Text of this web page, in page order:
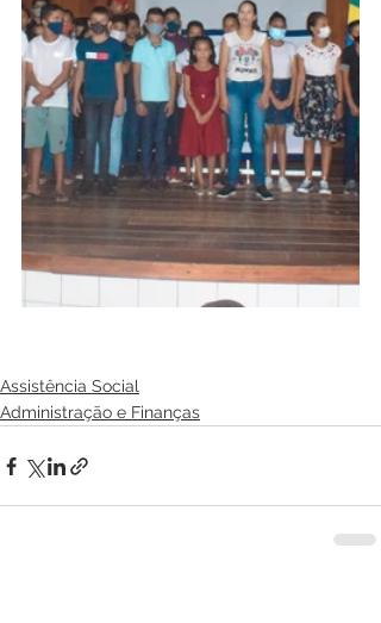
Assistência Social
Administração e Finanças